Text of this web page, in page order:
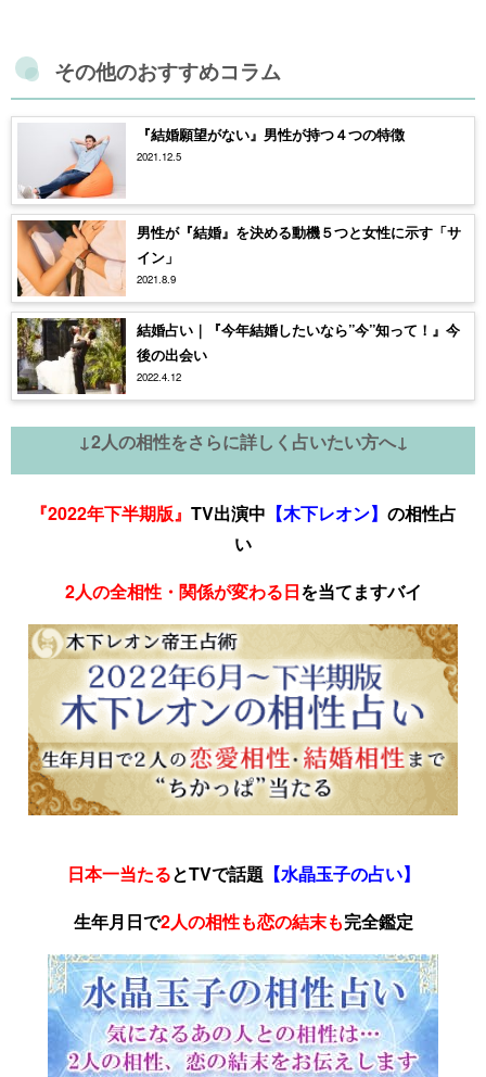
その他のおすすめコラム
『結婚願望がない』男性が持つ４つの特徴
2021.12.5
男性が『結婚』を決める動機５つと女性に示す「サ
イン」
2021.8.9
結婚占い｜『今年結婚したいなら”今”知って！』今
後の出会い
2022.4.12
↓2人の相性をさらに詳しく占いたい方へ↓
『2022年下半期版』 TV出演中 【木下レオン】 の相性占
い
2人の全相性・関係が変わる日を当てますバイ
日本一当たるとTVで話題 【水晶玉子の占い】
生年月日で2人の相性も恋の結末も完全鑑定